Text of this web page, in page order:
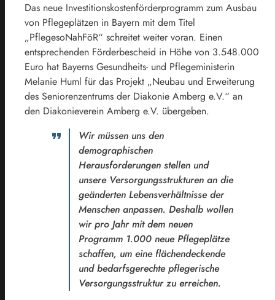
Das neue Investitionskostenförderprogramm zum Ausbau
von Pflegeplätzen in Bayern mit dem Titel
„PflegesoNahFöR“ schreitet weiter voran. Einen
entsprechenden Förderbescheid in Höhe von 3.548.000
Euro hat Bayerns Gesundheits- und Pflegeministerin
Melanie Huml für das Projekt „Neubau und Erweiterung
des Seniorenzentrums der Diakonie Amberg e.V.“ an
den Diakonieverein Amberg e.V. übergeben.
Wir müssen uns den
demographischen
Herausforderungen stellen und
unsere Versorgungsstrukturen an die
geänderten Lebensverhältnisse der
Menschen anpassen. Deshalb wollen
wir pro Jahr mit dem neuen
Programm 1.000 neue Pflegeplätze
schaffen, um eine flächendeckende
und bedarfsgerechte pflegerische
Versorgungsstruktur zu erreichen.